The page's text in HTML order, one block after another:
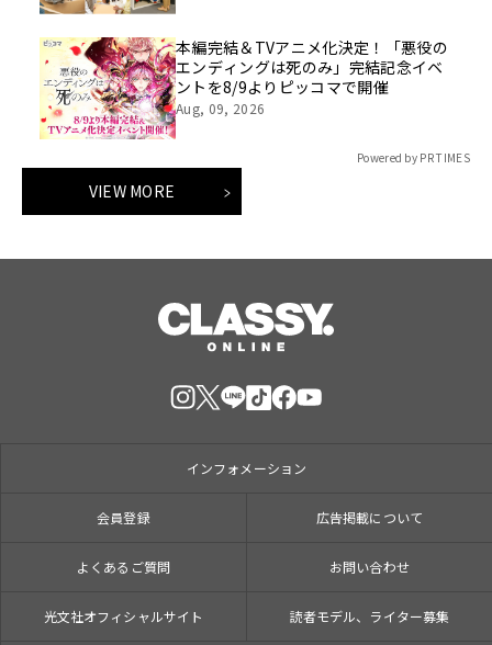
本編完結＆TVアニメ化決定！「悪役の
エンディングは死のみ」完結記念イベ
ントを8/9よりピッコマで開催
Aug, 09, 2026
Powered by PR TIMES
VIEW MORE
インフォメーション
会員登録 広告掲載について
よくあるご質問 お問い合わせ
光文社オフィシャルサイト 読者モデル、ライター募集